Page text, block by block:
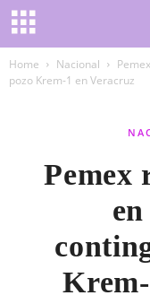
Home Nacional
pozo Krem-1 en Veracruz
Pemex